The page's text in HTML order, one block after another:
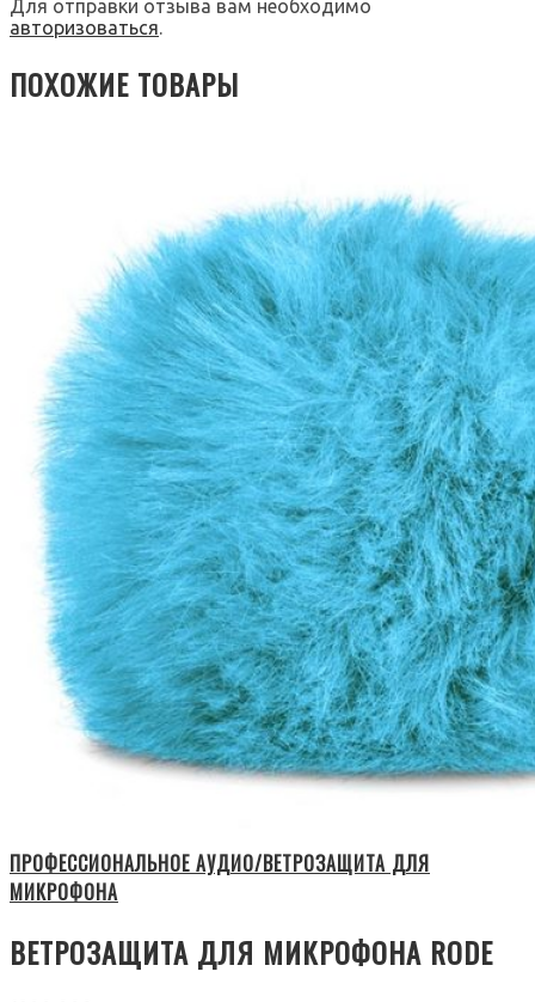
Для отправки отзыва вам необходимо
авторизоваться.
ПОХОЖИЕ ТОВАРЫ
ПРОФЕССИОНАЛЬНОЕ АУДИО/ВЕТРОЗАЩИТА ДЛЯ
МИКРОФОНА
ВЕТРОЗАЩИТА ДЛЯ МИКРОФОНА RODE